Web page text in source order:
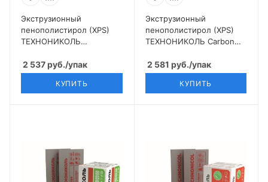
Экструзионный
пенополистирол (XPS)
ТЕХНОНИКОЛЬ
8 шт
2 537руб./упак
КУПИТЬ
Экструзионный
пенополистирол (XPS)
ТЕХНОНИКОЛЬ Carbon
2 581 руб./упак
КУПИТЬ